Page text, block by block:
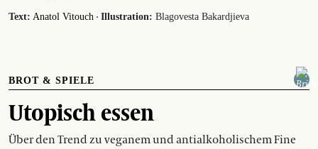
Text: Anatol Vitouch · Illustration: Blagovesta Bakardjieva
BROT & SPIELE
Utopisch essen
Über den Trend zu veganem und antialkoholischem Fine